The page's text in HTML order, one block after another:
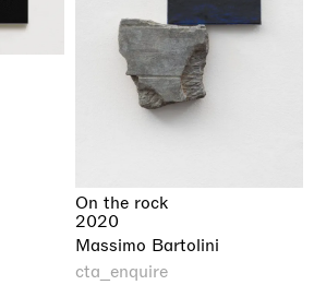
On the rock
2020
Massimo Bartolini
cta_enquire